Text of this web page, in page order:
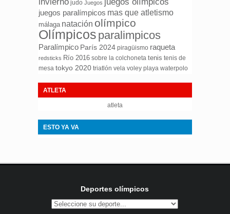
invierno judo Juegos juegos olímpicos
juegos paralímpicos mas que atletismo
málaga natación olímpico
Olímpicos paralimpicos
Paralímpico París 2024 piragüismo raqueta
redsticks Río 2016 sobre la colchoneta tenis tenis de
mesa tokyo 2020 triatlón vela voley playa waterpolo
ATLETA
atleta
ESTO YA VA
Deportes olímpicos